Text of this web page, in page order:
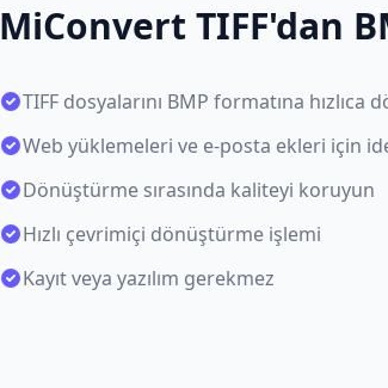
MiConvert TIFF'dan
TIFF dosyalarını BMP formatına hızlıca
Web yüklemeleri ve e-posta ekleri için
Dönüştürme sırasında kaliteyi koruyun
Hızlı çevrimiçi dönüştürme işlemi
Kayıt veya yazılım gerekmez